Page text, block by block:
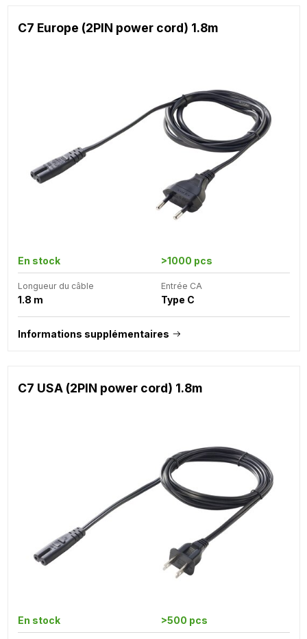
C7 Europe (2PIN power cord) 1.8m
En stock >1000 pcs
Longueur du câble
1.8 m
Entrée CA
Type C
Informations supplémentaires
C7 USA (2PIN power cord) 1.8m
En stock >500 pcs